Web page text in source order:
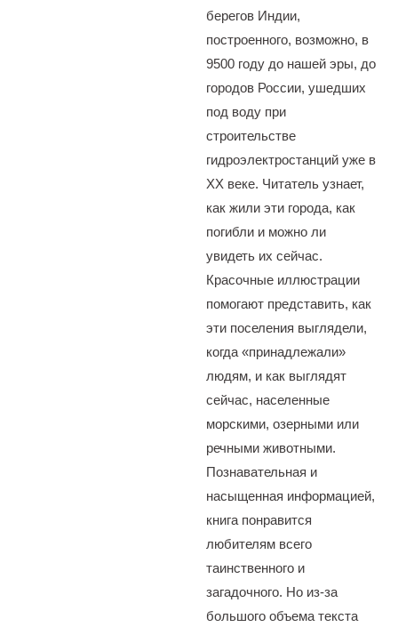
берегов Индии,
построенного, возможно, в
9500 году до нашей эры, до
городов России, ушедших
под воду при
строительстве
гидроэлектростанций уже в
XX веке. Читатель узнает,
как жили эти города, как
погибли и можно ли
увидеть их сейчас.
Красочные иллюстрации
помогают представить, как
эти поселения выглядели,
когда «принадлежали»
людям, и как выглядят
сейчас, населенные
морскими, озерными или
речными животными.
Познавательная и
насыщенная информацией,
книга понравится
любителям всего
таинственного и
загадочного. Но из-за
большого объема текста